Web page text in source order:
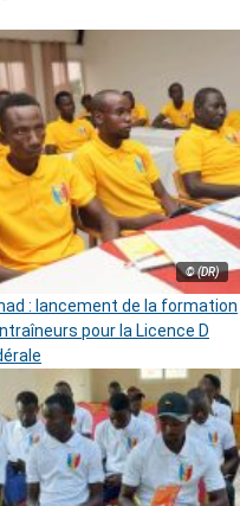
© (DR)
: lancement de la formation
pour la Licence D